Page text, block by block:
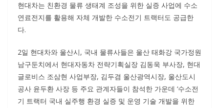
현대차는 친환경 물류 생태계 조성을 위한 실증 사업에 수소
연료전지를 활용해 자체 개발한 수소전기 트랙터도 공급한
다.
2일 현대차와 울산시, 국내 물류사들은 울산 태화강 국가정원
남구둔치에서 현대자동차 전략기획실장 김동욱 부사장, 현대
글로비스 조삼현 사업부장, 김두겸 울산광역시장, 울산도시
공사 윤두환 사장 등 주요 관계자들이 참석한 가운데 ‘수소전
기 트랙터 국내 실주행 환경 실증 및 운영 기술 개발을 위한